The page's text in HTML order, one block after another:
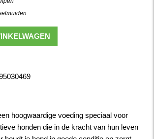
hoogwaardige voeding speciaal voor
honden die in de kracht van hun leven